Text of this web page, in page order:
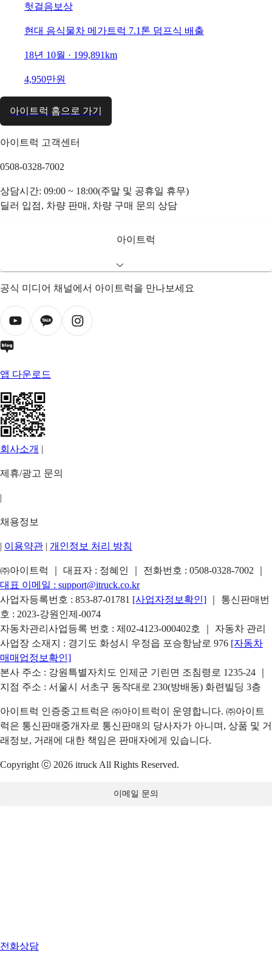
헛걸음보상
현대 음식물차 메가트럭 7.1톤 덤프식 배출
18년 10월 · 199,891km
4,950만원
아이트럭 홈으로 가기
아이트럭 고객센터
0508-0328-7002
상담시간: 09:00 ~ 18:00(주말 및 공휴일 휴무)
딜러 입점, 차량 판매, 차량 구매 문의 상담
아이트럭
공식 미디어 채널에서 아이트럭을 만나보세요
앱 다운로드
회사소개 |
제휴/광고 문의
|
채용정보
| 이용약관 | 개인정보 처리 방침
㈜아이트럭 ｜ 대표자 : 정혜인 ｜ 전화번호 : 0508-0328-7002
대표 이메일 : support@itruck.co.kr
사업자등록번호 : 853-87-01781 [사업자정보확인]
｜ 통신판매번
호 : 2023-강원인제-0074
자동차관리사업등록 번호 : 제02-4123-000402호 ｜ 자동차 관리
사업장 소재지 : 경기도 화성시 우정읍 포승항남로 976 [자동차
매매업정보확인]
본사 주소 : 강원특별자치도 인제군 기린면 조침령로 1235-24 ｜
지점 주소 : 서울시 서초구 동작대로 230(방배동) 화련빌딩 3층
아이트럭 인증중고트럭은 ㈜아이트럭이 운영합니다. ㈜아이트
럭은 통신판매중개자로 통신판매의 당사자가 아니며, 상품 및 거
래정보, 거래에 대한 책임은 판매자에게 있습니다.
Copyright ⓒ 2026 itruck All Rights Reserved.
이메일 문의
전화상담